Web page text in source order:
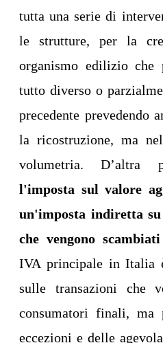
tutta una serie di
le strutture, per la
organismo edilizio che
tutto diverso o
precedente prevedendo
la ricostruzione, ma
volumetria. D’altra
l'imposta sul valore
un'imposta indiretta
che vengono
IVA principale in Italia
sulle transazioni che
consumatori finali, ma
eccezioni e delle